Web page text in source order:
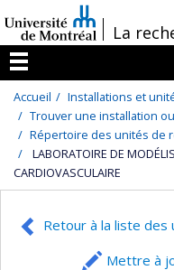
au
contenu
/La
Menu
Accueil
Installations et
Trouver une installation
Répertoire des unités de
LABORATOIRE DE
CARDIOVASCULAIRE
Retour à la liste des
Mettre à